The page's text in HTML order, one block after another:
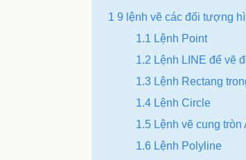
1 9 lệnh vẽ các đối tượng
1.1 Lệnh Point
1.2 Lệnh LINE để vẽ
1.3 Lệnh Rectang
1.4 Lệnh Circle
1.5 Lệnh vẽ cung tròn
1.6 Lệnh Polyline